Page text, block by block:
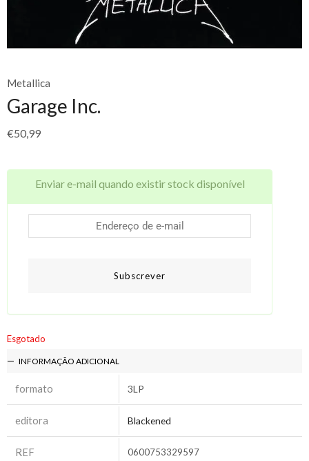
Metallica
Garage Inc.
€50,99
Enviar e-mail quando existir stock disponível
Subscrever
Esgotado
INFORMAÇÃO ADICIONAL
formato 3LP
editora Blackened
REF 0600753329597